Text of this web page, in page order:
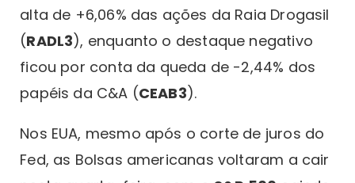
alta de +6,06% das ações da Raia Drogasil
(RADL3), enquanto o destaque negativo
ficou por conta da queda de -2,44% dos
papéis da C&A (CEAB3).
Nos EUA, mesmo após o corte de juros do
Fed, as Bolsas americanas voltaram a cair